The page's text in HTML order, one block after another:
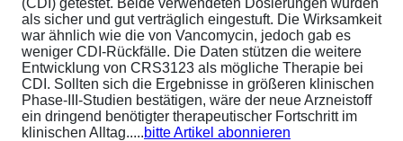
(CDI) getestet. Beide verwendeten Dosierungen wurden
als sicher und gut verträglich eingestuft. Die Wirksamkeit
war ähnlich wie die von Vancomycin, jedoch gab es
weniger CDI-Rückfälle. Die Daten stützen die weitere
Entwicklung von CRS3123 als mögliche Therapie bei
CDI. Sollten sich die Ergebnisse in größeren klinischen
Phase-III-Studien bestätigen, wäre der neue Arzneistoff
ein dringend benötigter therapeutischer Fortschritt im
klinischen Alltag.....bitte Artikel abonnieren